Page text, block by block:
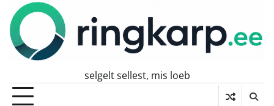
Skip
content
selgelt sellest, mis loeb